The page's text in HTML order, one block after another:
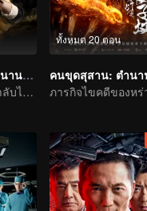
คนขุดสุสาน: ตำนานราชาศพเซียงซี
มาร่วมไขปริศนาลับไปกับพานเยว่หมิงและเกาเหว่ยกวง
ทั้งหมด 20 ตอน